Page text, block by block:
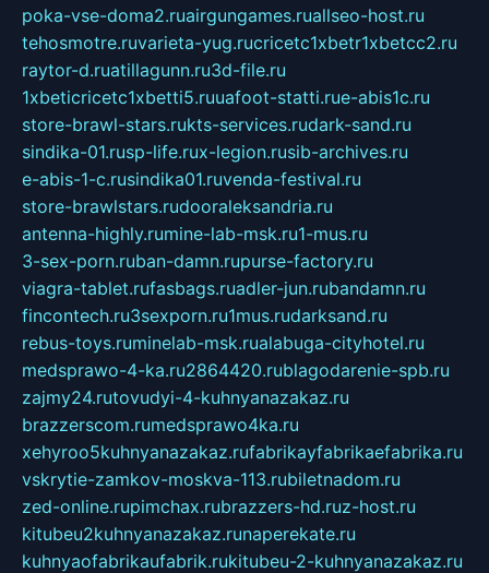
poka-vse-doma2.ruairgungames.ruallseo-host.ru
tehosmotre.ruvarieta-yug.rucricetc1xbetr1xbetcc2.ru
raytor-d.ruatillagunn.ru3d-file.ru
1xbeticricetc1xbetti5.ruuafoot-statti.rue-abis1c.ru
store-brawl-stars.rukts-services.rudark-sand.ru
sindika-01.rusp-life.rux-legion.rusib-archives.ru
e-abis-1-c.rusindika01.ruvenda-festival.ru
store-brawlstars.rudooraleksandria.ru
antenna-highly.rumine-lab-msk.ru1-mus.ru
3-sex-porn.ruban-damn.rupurse-factory.ru
viagra-tablet.rufasbags.ruadler-jun.rubandamn.ru
fincontech.ru3sexporn.ru1mus.rudarksand.ru
rebus-toys.ruminelab-msk.rualabuga-cityhotel.ru
medsprawo-4-ka.ru2864420.rublagodarenie-spb.ru
zajmy24.rutovudyi-4-kuhnyanazakaz.ru
brazzerscom.rumedsprawo4ka.ru
xehyroo5kuhnyanazakaz.rufabrikayfabrikaefabrika.ru
vskrytie-zamkov-moskva-113.rubiletnadom.ru
zed-online.rupimchax.rubrazzers-hd.ruz-host.ru
kitubeu2kuhnyanazakaz.runaperekate.ru
kuhnyaofabrikaufabrik.rukitubeu-2-kuhnyanazakaz.ru